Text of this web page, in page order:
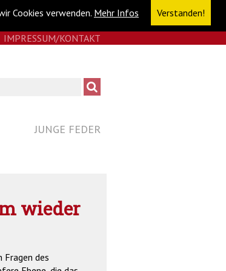
Cookies verwenden. Mehr Infos Verstanden!
IMPRESSUM/KONTAKT
JUNGE FEDER
wieder
des